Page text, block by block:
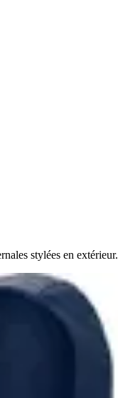
stylées en extérieur.